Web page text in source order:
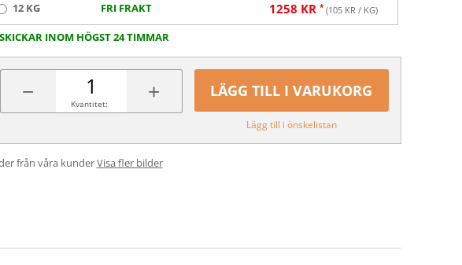
12 KG FRI FRAKT 1258 KR (105KR / KG)
INOM HÖGST 24 TIMMAR
− +
Kvantitet:
LÄGG TILL I VARUKORG
Lägg till i önskelistan
från våra kunderVisa fler bilder